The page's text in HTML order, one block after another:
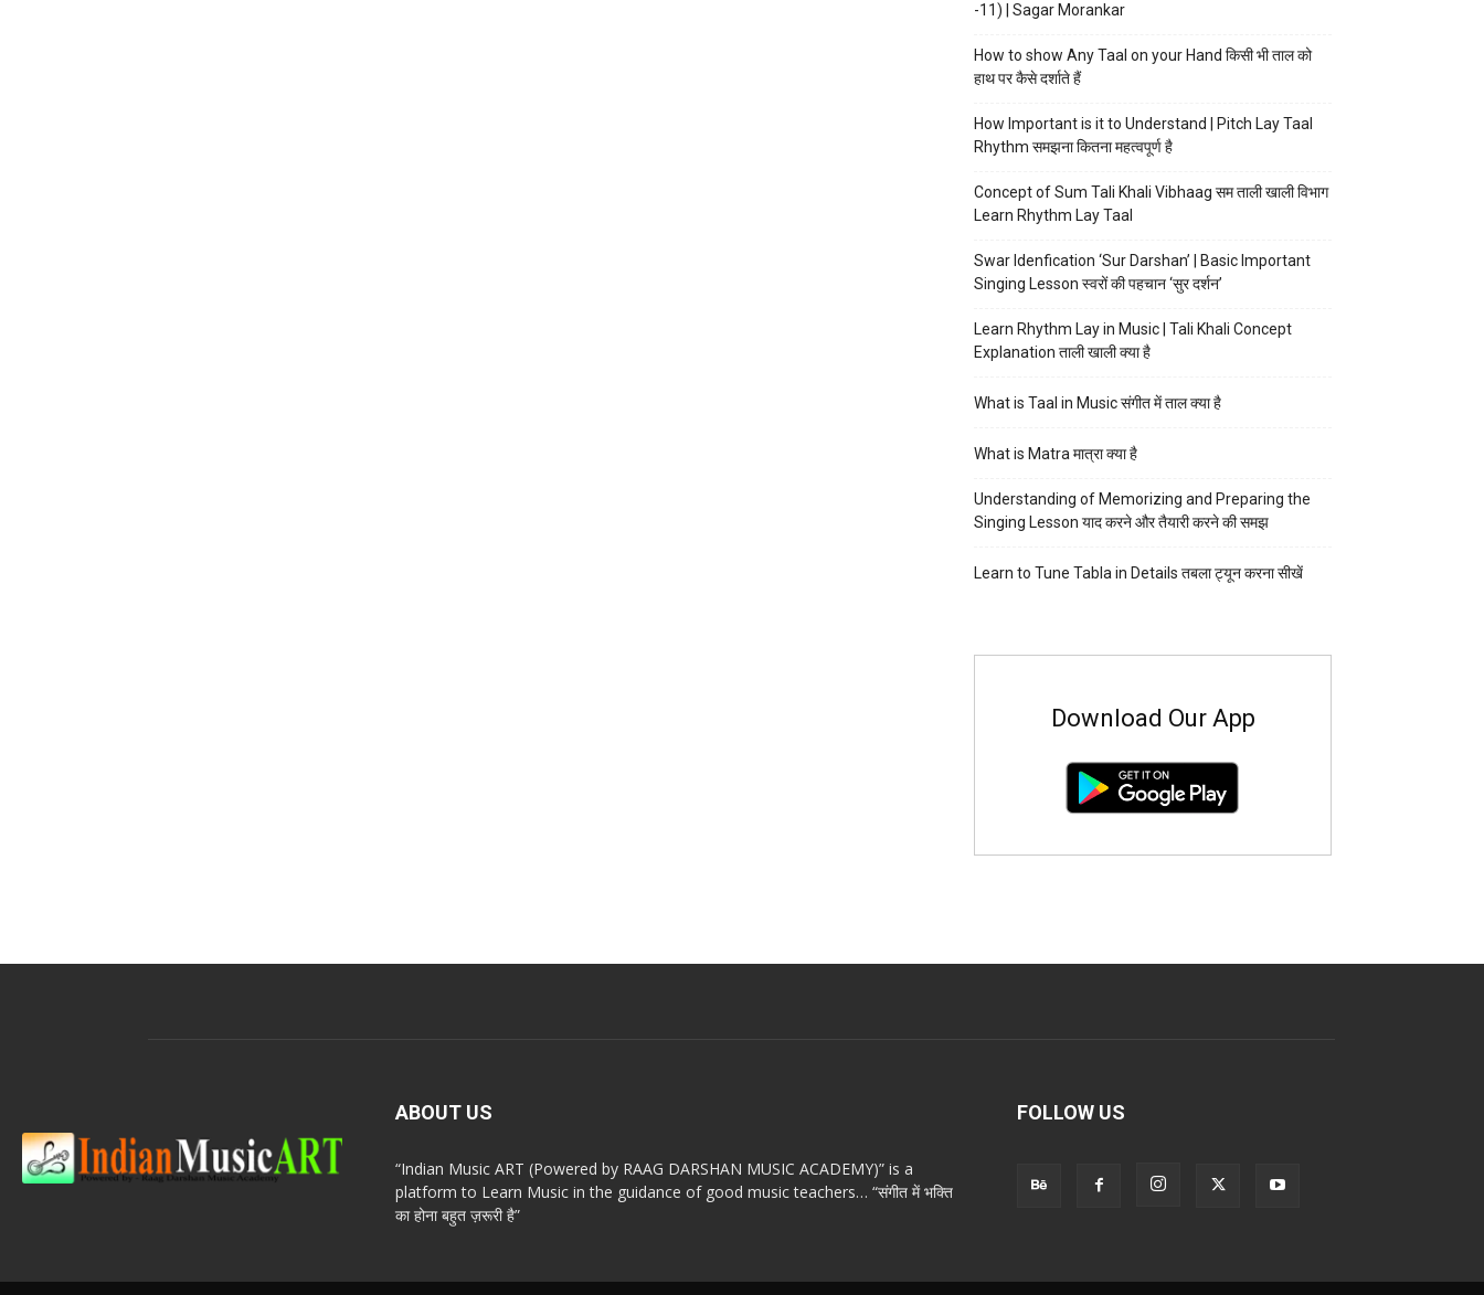
-11) | Sagar Morankar
How to show Any Taal on your Hand किसी भी ताल को
हाथ पर कैसे दर्शाते हैं
How Important is it to Understand | Pitch Lay Taal
Rhythm समझना कितना महत्वपूर्ण है
Concept of Sum Tali Khali Vibhaag सम ताली खाली विभाग
Learn Rhythm Lay Taal
Swar Idenfication ‘Sur Darshan’ | Basic Important
Singing Lesson स्वरों की पहचान ‘सुर दर्शन’
Learn Rhythm Lay in Music | Tali Khali Concept
Explanation ताली खाली क्या है
What is Taal in Music संगीत में ताल क्या है
What is Matra मात्रा क्या है
Understanding of Memorizing and Preparing the
Singing Lesson याद करने और तैयारी करने की समझ
Learn to Tune Tabla in Details तबला ट्यून करना सीखें
Download Our App
ABOUT US
“Indian Music ART (Powered by RAAG DARSHAN MUSIC ACADEMY)” is a
platform to Learn Music in the guidance of good music teachers… “संगीत में भक्ति
का होना बहुत ज़रूरी है”
FOLLOW US